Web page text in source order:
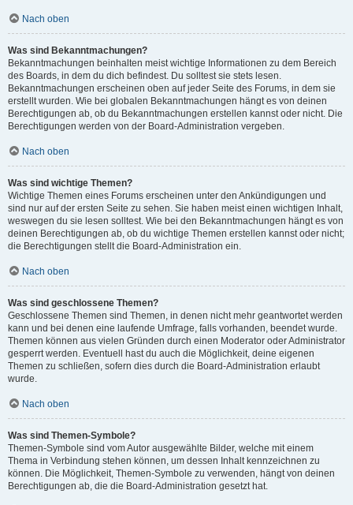
Nach oben
Was sind Bekanntmachungen?
Bekanntmachungen beinhalten meist wichtige Informationen zu dem Bereich
des Boards, in dem du dich befindest. Du solltest sie stets lesen.
Bekanntmachungen erscheinen oben auf jeder Seite des Forums, in dem sie
erstellt wurden. Wie bei globalen Bekanntmachungen hängt es von deinen
Berechtigungen ab, ob du Bekanntmachungen erstellen kannst oder nicht. Die
Berechtigungen werden von der Board-Administration vergeben.
Nach oben
Was sind wichtige Themen?
Wichtige Themen eines Forums erscheinen unter den Ankündigungen und
sind nur auf der ersten Seite zu sehen. Sie haben meist einen wichtigen Inhalt,
weswegen du sie lesen solltest. Wie bei den Bekanntmachungen hängt es von
deinen Berechtigungen ab, ob du wichtige Themen erstellen kannst oder nicht;
die Berechtigungen stellt die Board-Administration ein.
Nach oben
Was sind geschlossene Themen?
Geschlossene Themen sind Themen, in denen nicht mehr geantwortet werden
kann und bei denen eine laufende Umfrage, falls vorhanden, beendet wurde.
Themen können aus vielen Gründen durch einen Moderator oder Administrator
gesperrt werden. Eventuell hast du auch die Möglichkeit, deine eigenen
Themen zu schließen, sofern dies durch die Board-Administration erlaubt
wurde.
Nach oben
Was sind Themen-Symbole?
Themen-Symbole sind vom Autor ausgewählte Bilder, welche mit einem
Thema in Verbindung stehen können, um dessen Inhalt kennzeichnen zu
können. Die Möglichkeit, Themen-Symbole zu verwenden, hängt von deinen
Berechtigungen ab, die die Board-Administration gesetzt hat.